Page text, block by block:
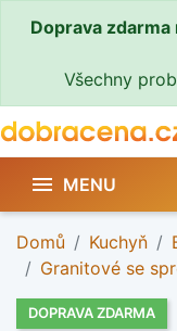
Doprava
Všechny
 MENU
Domů Kuchyň
Granitové se
DOPRAVA ZDARMA